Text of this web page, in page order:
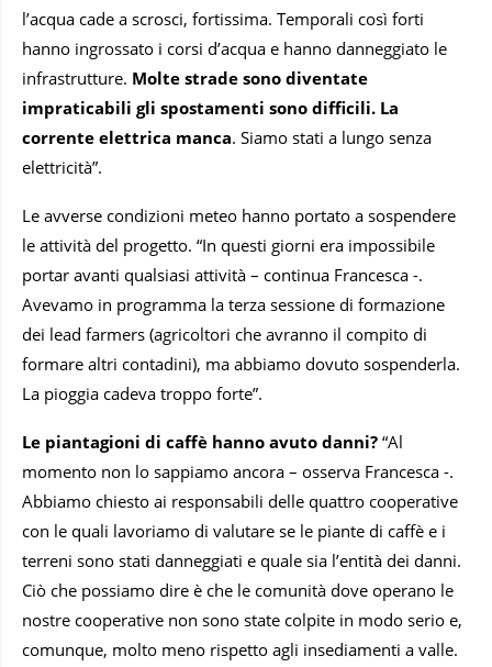
l’acqua cade a scrosci, fortissima. Temporali così forti
hanno ingrossato i corsi d’acqua e hanno danneggiato le
infrastrutture. Molte strade sono diventate
impraticabili gli spostamenti sono difficili. La
corrente elettrica manca. Siamo stati a lungo senza
elettricità”.
Le avverse condizioni meteo hanno portato a sospendere
le attività del progetto. “In questi giorni era impossibile
portar avanti qualsiasi attività – continua Francesca -.
Avevamo in programma la terza sessione di formazione
dei lead farmers (agricoltori che avranno il compito di
formare altri contadini), ma abbiamo dovuto sospenderla.
La pioggia cadeva troppo forte”.
Le piantagioni di caffè hanno avuto danni? “Al
momento non lo sappiamo ancora – osserva Francesca -.
Abbiamo chiesto ai responsabili delle quattro cooperative
con le quali lavoriamo di valutare se le piante di caffè e i
terreni sono stati danneggiati e quale sia l’entità dei danni.
Ciò che possiamo dire è che le comunità dove operano le
nostre cooperative non sono state colpite in modo serio e,
comunque, molto meno rispetto agli insediamenti a valle.